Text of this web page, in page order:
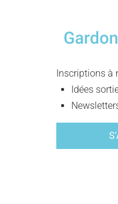
Inscriptions à
Idées